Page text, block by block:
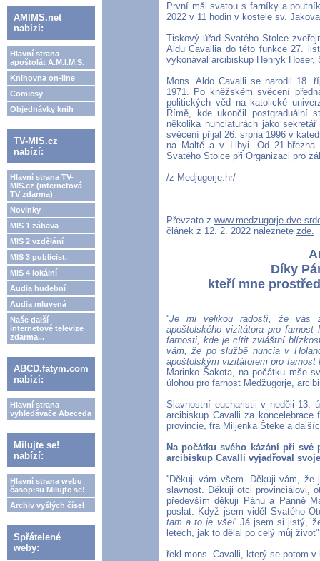
AMIMS.net
nabízí:
Hlavní strana
apoštolát A.M.I.M.S.
Knihovna on-line
Comicsy
Objednávky knih
TV-MIS.cz
nabízí:
Hlavní strana TV-
MIS.cz (internetová
TV zdarma)
Novinky
MIS 1 zábava
MIS 2 vzdělání
MIS 3 publicist.
MIS 4 lokální
Audia hudební
Audia mluvená
Naše další
internetové televize
zdarma...
ABCD.fatym.com
nabízí:
Hlavní strana
vyhledávače Abeceda
Milujte se!
nabízí:
Hlavní strana webu
časopisu Milujte se!
Archiv vyšlých čísel
Spřátelené
weby:
První mši svatou s farníky a
2022 v 11 hodin v kostele sv.
Tiskový úřad Svatého Stolce
Aldu Cavallia do této funkce 27.
vykonával arcibiskup Henryk
Mons. Aldo Cavalli se narodil 18.
1971. Po kněžském svěcení
politických věd na katolické
Římě, kde ukončil postgraduální
několika nunciaturách jako
svěcení přijal 26. srpna 1996 v
na Maltě a v Libyi. Od 21.března
Svatého Stolce při Organizaci pro
/z Medjugorje.hr/
Převzato z www.medzugorje-dve-
článek z 12. 2. 2022 naleznete zde.
Díky
kteří mne
''Je mi velikou radostí, že vás
apoštolského vizitátora pro
farnosti, kde je cítit zvláštní
vám, že po službě nuncia v
apoštolským vizitátorem pro farnost
Marinko Šakota, na počátku mše
úlohou pro farnost Medžugorje,
Slavnostní eucharistii v neděli 13.
arcibiskup Cavalli za koncelebrace
provincie, fra Miljenka Šteke a
Na počátku svého kázání při
arcibiskup Cavalli vyjadřoval
''Děkuji vám všem. Děkuji vám, že
slavnost. Děkuji otci provinciálovi,
především děkuji Pánu a Panně
poslat. Když jsem viděl Svatého
tam a to je vše!' Já jsem si jistý,
letech, jak to dělal po celý můj
řekl mons. Cavalli, který se potom